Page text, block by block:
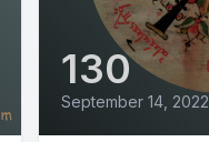
130
September 14, 2022